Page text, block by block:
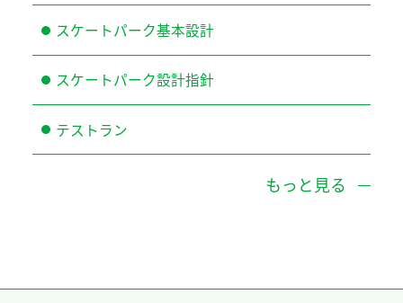
スケートパーク基本設計
スケートパーク設計指針
テストラン
もっと見る